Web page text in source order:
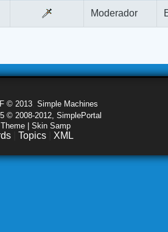
Moderador
© 2013 Simple Machines
© 2008-2012, SimplePortal
| Skin Samp
Topics XML